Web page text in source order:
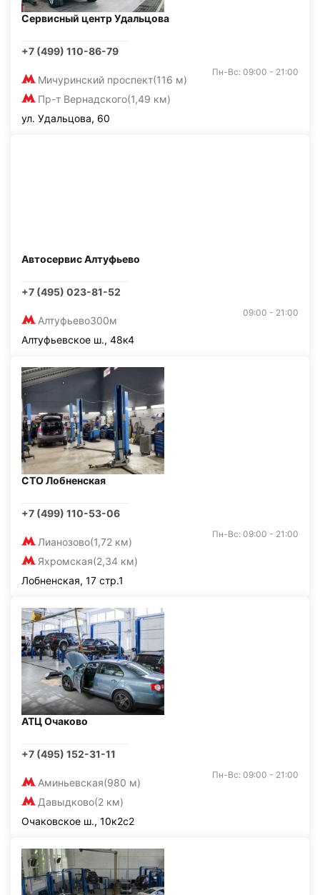
Сервисный центр Удальцова
+7 (499) 110-86-79
Мичуринский проспект(116 м)
Пр-т Вернадского(1,49 км)
Пн-Вс: 09:00 - 21:00
ул. Удальцова, 60
Автосервис Алтуфьево
+7 (495) 023-81-52
Алтуфьево300м
09:00 - 21:00
Алтуфьевское ш., 48к4
СТО Лобненская
+7 (499) 110-53-06
Лианозово(1,72 км)
Яхромская(2,34 км)
Пн-Вс: 09:00 - 21:00
Лобненская, 17 стр.1
АТЦ Очаково
+7 (495) 152-31-11
Аминьевская(980 м)
Давыдково(2 км)
Пн-Вс: 09:00 - 21:00
Очаковское ш., 10к2с2